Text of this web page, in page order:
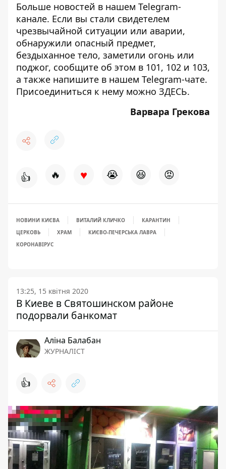
Больше новостей в нашем Telegram-
канале. Если вы стали свидетелем
чрезвычайной ситуации или аварии,
обнаружили опасный предмет,
бездыханное тело, заметили огонь или
поджог, сообщите об этом в 101, 102 и 103,
а также напишите в нашем Telegram-чате.
Присоединиться к нему можно ЗДЕСЬ.
Варвара Грекова
👍 🔥 ♥ 😭 😆 😡
НОВИНИ КИЄВА ВИТАЛИЙ КЛИЧКО
КАРАНТИН
ЦЕРКОВЬ
ХРАМ
КИЄВО-ПЕЧЕРСЬКА ЛАВРА
КОРОНАВІРУС
13:25, 15 квітня 2020
В Киеве в Святошинском районе
подорвали банкомат
Аліна Балабан
ЖУРНАЛІСТ
👍